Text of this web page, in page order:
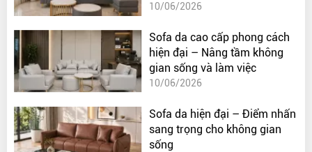
10/06/2026
Sofa da cao cấp phong cách
hiện đại – Nâng tầm không
gian sống và làm việc
10/06/2026
Sofa da hiện đại – Điểm nhấn
sang trọng cho không gian
sống